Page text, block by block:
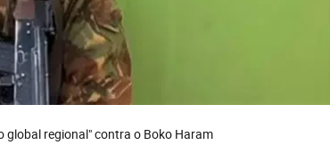
global regional" contra o Boko Haram